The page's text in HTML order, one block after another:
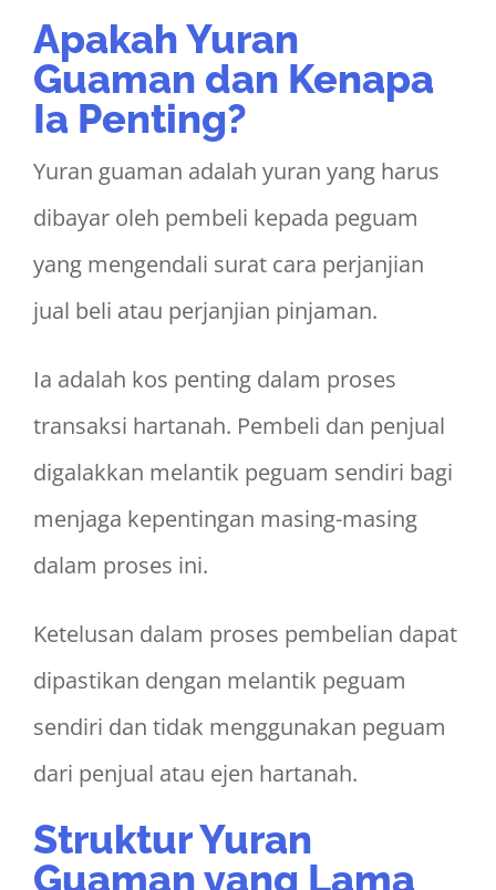
Apakah Yuran
Guaman dan Kenapa
Ia Penting?
Yuran guaman adalah yuran yang harus
dibayar oleh pembeli kepada peguam
yang mengendali surat cara perjanjian
jual beli atau perjanjian pinjaman.
Ia adalah kos penting dalam proses
transaksi hartanah. Pembeli dan penjual
digalakkan melantik peguam sendiri bagi
menjaga kepentingan masing-masing
dalam proses ini.
Ketelusan dalam proses pembelian dapat
dipastikan dengan melantik peguam
sendiri dan tidak menggunakan peguam
dari penjual atau ejen hartanah.
Struktur Yuran
Guaman yang Lama